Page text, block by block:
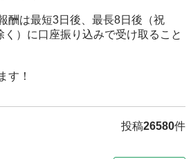
酬は最短3日後、最長8日後（祝
く）に口座振り込みで受け取ること
す！
投稿26580件